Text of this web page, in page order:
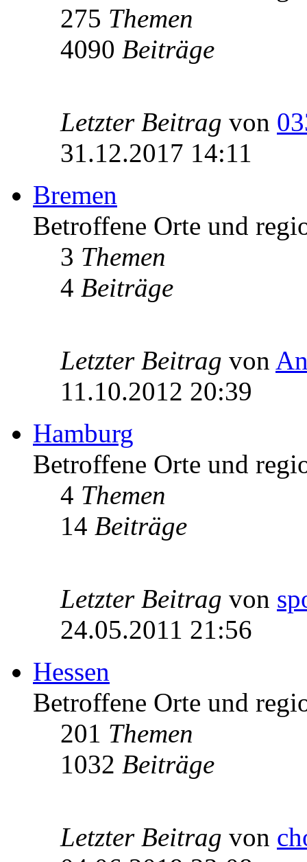
275 Themen
4090 Beiträge
Letzter Beitrag von
31.12.2017 14:11
Bremen
Betroffene Orte und
3 Themen
4 Beiträge
Letzter Beitrag von
11.10.2012 20:39
Hamburg
Betroffene Orte und
4 Themen
14 Beiträge
Letzter Beitrag von
24.05.2011 21:56
Hessen
Betroffene Orte und
201 Themen
1032 Beiträge
Letzter Beitrag von